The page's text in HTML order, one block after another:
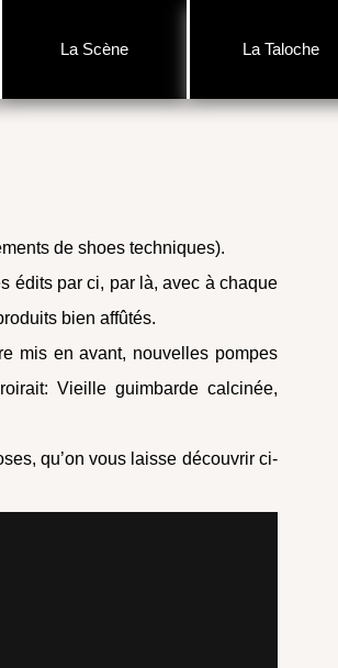
La Scène La Taloche
de shoes techniques).
édits par ci, par là, avec à chaque
bien affûtés.
mis en avant, nouvelles pompes
Vieille guimbarde calcinée,
qu’on vous laisse découvrir ci-